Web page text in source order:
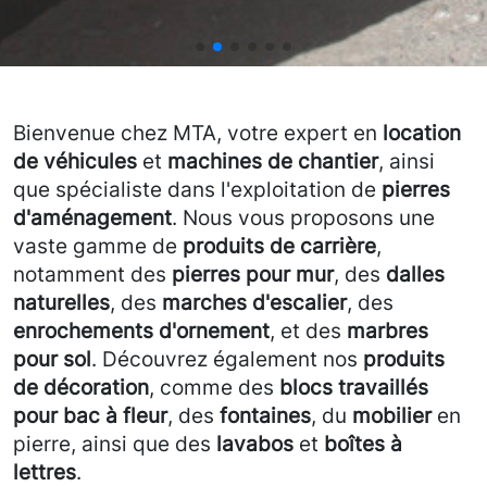
Bienvenue chez MTA, votre expert en location
de véhicules et machines de chantier, ainsi
que spécialiste dans l'exploitation de pierres
d'aménagement. Nous vous proposons une
vaste gamme de produits de carrière,
notamment des pierres pour mur, des dalles
naturelles, des marches d'escalier, des
enrochements d'ornement, et des marbres
pour sol. Découvrez également nos produits
de décoration, comme des blocs travaillés
pour bac à fleur, des fontaines, du mobilieren
pierre, ainsi que des lavabos et boîtes à
lettres.